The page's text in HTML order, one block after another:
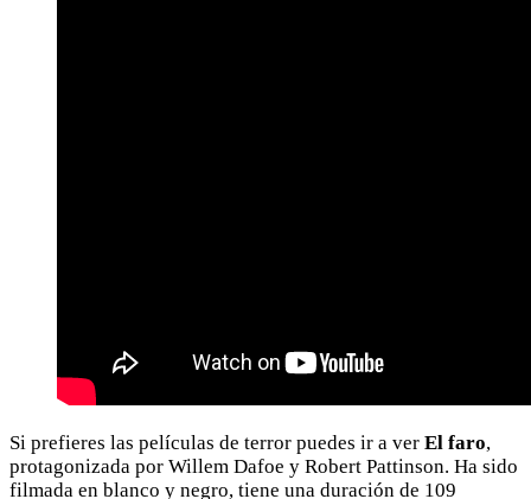
Si prefieres las películas de terror puedes ir a ver El faro,
protagonizada por Willem Dafoe y Robert Pattinson. Ha sido
filmada en blanco y negro, tiene una duración de 109